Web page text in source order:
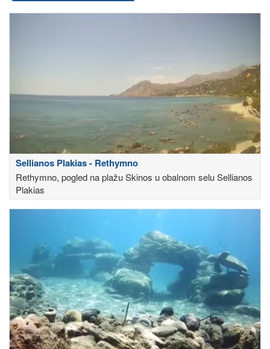
Sellianos Plakias - Rethymno
Rethymno, pogled na plažu Skinos u obalnom selu Sellianos
Plakias